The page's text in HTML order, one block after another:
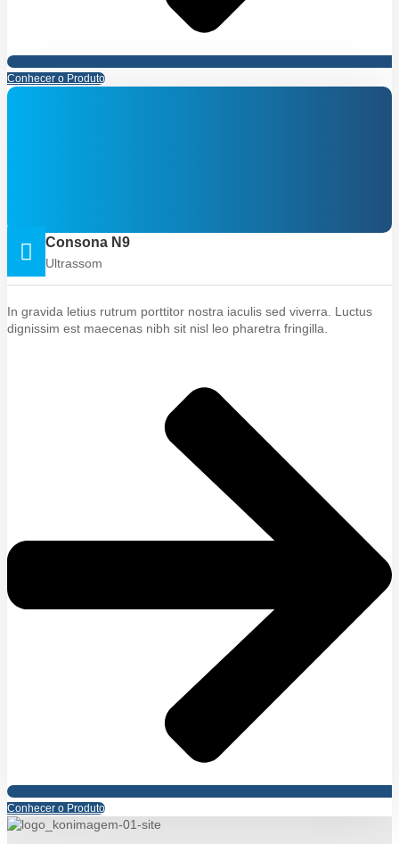
Conhecer o Produto
Consona N9
Ultrassom
In gravida letius rutrum porttitor nostra iaculis sed viverra. Luctus
dignissim est maecenas nibh sit nisl leo pharetra fringilla.
Conhecer o Produto